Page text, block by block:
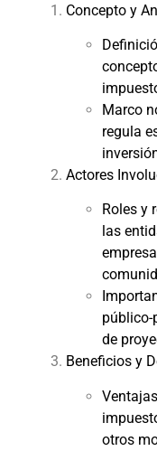
Concepto y
Marco
regula
Actores
Roles y
las
público-
de
Beneficios y
otros